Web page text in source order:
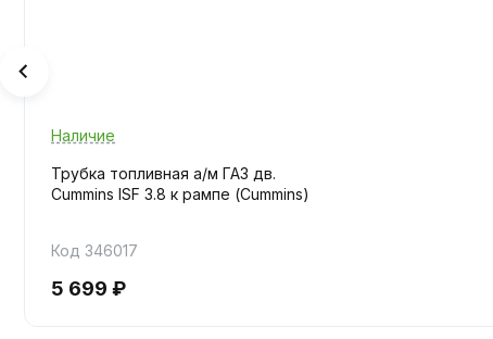
Наличие
Трубка топливная а/м ГАЗ дв.
Cummins ISF 3.8 к рампе (Cummins)
Код 346017
5 699 ₽